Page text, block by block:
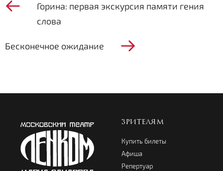
Горина: первая экскурсия памяти гения
слова
Бесконечное ожидание
ЗРИТЕЛЯМ
Купить билеты
Афиша
Репертуар